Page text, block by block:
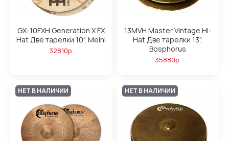
GX-10FXH Generation X FX
Hat Две тарелки 10", Meinl
32810р.
13MVH Master Vintage Hi-
Hat Две тарелки 13",
Bosphorus
35880р.
НЕТ В НАЛИЧИИ НЕТ В НАЛИЧИИ